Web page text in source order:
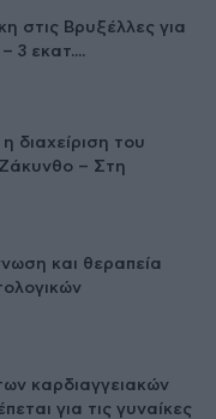
στις Βρυξέλλες για
3 εκατ....
διαχείριση του
– Στη
και θεραπεία
καρδιαγγειακών
για τις γυναίκες